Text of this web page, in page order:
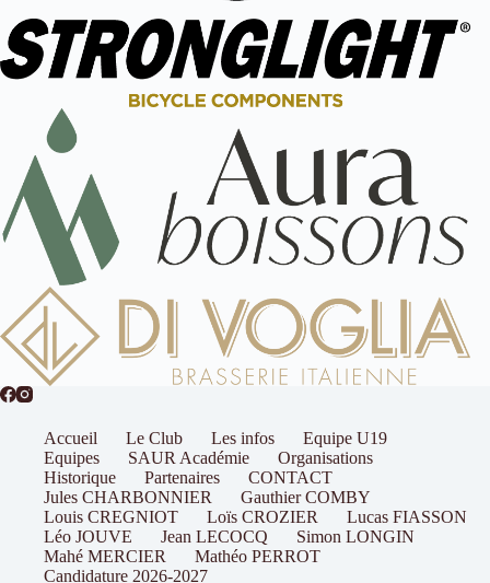
Accueil Le Club Les infos
Equipe U19
Equipes
SAUR Académie
Organisations
Historique
Partenaires
CONTACT
Jules CHARBONNIER
Gauthier COMBY
Louis CREGNIOT
Loïs CROZIER
Lucas FIASSON
Léo JOUVE
Jean LECOCQ
Simon LONGIN
Mahé MERCIER
Mathéo PERROT
Candidature 2026-2027